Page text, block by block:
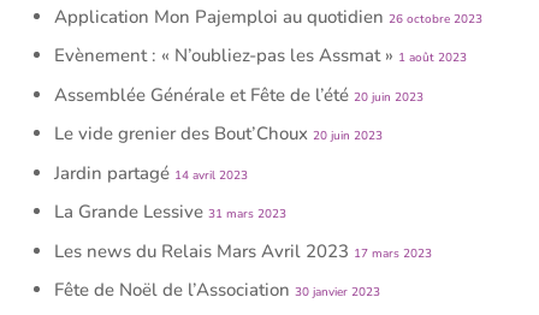
Application Mon Pajemploi au quotidien 26 octobre 2023
Evènement : « N’oubliez-pas les Assmat » 1 août 2023
Assemblée Générale et Fête de l’été 20 juin 2023
Le vide grenier des Bout’Choux 20 juin 2023
Jardin partagé 14 avril 2023
La Grande Lessive 31 mars 2023
Les news du Relais Mars Avril 2023 17 mars 2023
Fête de Noël de l’Association 30 janvier 2023